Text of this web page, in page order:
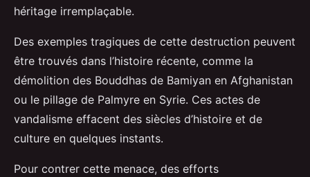
héritage irremplaçable.
Des exemples tragiques de cette destruction peuvent
être trouvés dans l’histoire récente, comme la
démolition des Bouddhas de Bamiyan en Afghanistan
ou le pillage de Palmyre en Syrie. Ces actes de
vandalisme effacent des siècles d’histoire et de
culture en quelques instants.
Pour contrer cette menace, des efforts